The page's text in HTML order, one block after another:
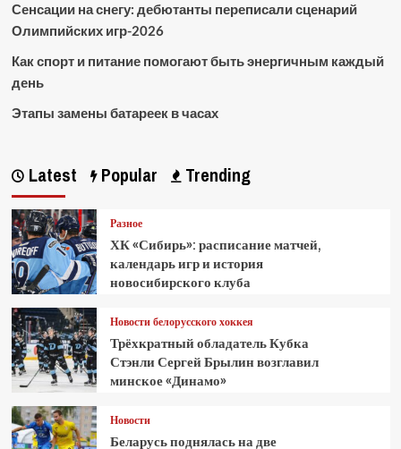
Сенсации на снегу: дебютанты переписали сценарий
Олимпийских игр-2026
Как спорт и питание помогают быть энергичным каждый
день
Этапы замены батареек в часах
Latest Popular Trending
Разное
ХК «Сибирь»: расписание матчей,
календарь игр и история
новосибирского клуба
Новости белорусского хоккея
Трёхкратный обладатель Кубка
Стэнли Сергей Брылин возглавил
минское «Динамо»
Новости
Беларусь поднялась на две